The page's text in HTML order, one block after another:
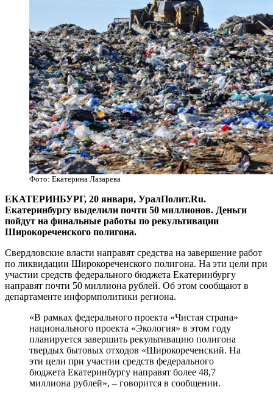
Фото: Екатерина Лазарева
ЕКАТЕРИНБУРГ, 20 января, УралПолит.Ru.
Екатеринбургу выделили почти 50 миллионов. Деньги
пойдут на финальные работы по рекультивации
Широкореченского полигона.
Свердловские власти направят средства на завершение работ
по ликвидации Широкореченского полигона. На эти цели при
участии средств федерального бюджета Екатеринбургу
направят почти 50 миллиона рублей. Об этом сообщают в
департаменте информполитики региона.
«В рамках федерального проекта «Чистая страна»
национального проекта «Экология» в этом году
планируется завершить рекультивацию полигона
твердых бытовых отходов «Широкореченский. На
эти цели при участии средств федерального
бюджета Екатеринбургу направят более 48,7
миллиона рублей», – говорится в сообщении.